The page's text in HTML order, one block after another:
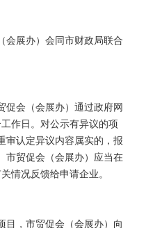
会展办）会同市财政局联合
促会（会展办）通过政府网
作日。对公示有异议的项
审认定异议内容属实的，报
市贸促会（会展办）应当在
情况反馈给申请企业。
目，市贸促会（会展办）向